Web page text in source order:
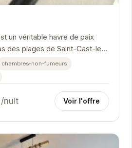
un véritable havre de paix
des plages de Saint-Cast-le-
chaleureuse et ses...
chambres-non-fumeurs
/nuit Voir l'offre